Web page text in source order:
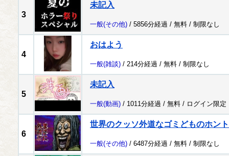
3
未記入
一般(その他) / 5856分経過 / 無料 / 制限なし
4
おはよう
一般(雑談) / 214分経過 / 無料 / 制限なし
5
未記入
一般(動画) / 1011分経過 / 無料 / ログイン限定
6
世界のクッソ外道なゴミどものホン
一般(その他) / 6487分経過 / 無料 / 制限なし